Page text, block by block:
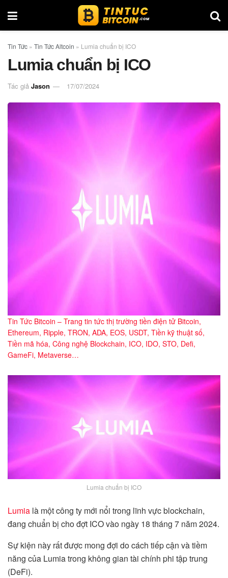
Tin Tức » Tin Tức Altcoin » Lumia chuẩn bị ICO
Lumia chuẩn bị ICO
Tác giả Jason 17/07/2024
Tin Tức Bitcoin – Trang tin tức thị trường tiền điện tử Bitcoin,
Ethereum, Ripple, TRON, ADA, EOS, USDT, Tiền kỹ thuật số,
Tiền mã hóa, Công nghệ Blockchain, ICO, IDO, STO, Defi,
GameFi, Metaverse…
Lumia chuẩn bị ICO
Lumia là một công ty mới nổi trong lĩnh vực blockchain,
đang chuẩn bị cho đợt ICO vào ngày 18 tháng 7 năm 2024.
Sự kiện này rất được mong đợi do cách tiếp cận và tiềm
năng của Lumia trong không gian tài chính phi tập trung
(DeFi).